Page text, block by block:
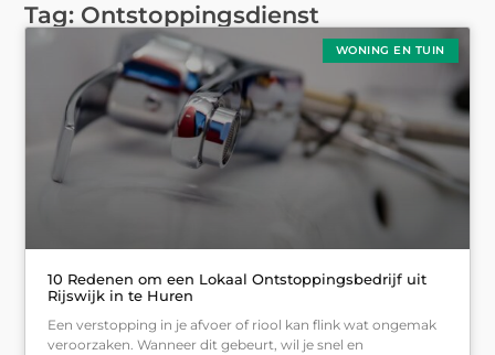
Tag: Ontstoppingsdienst
WONING EN TUIN
10 Redenen om een Lokaal Ontstoppingsbedrijf uit
Rijswijk in te Huren
Een verstopping in je afvoer of riool kan flink wat ongemak
veroorzaken. Wanneer dit gebeurt, wil je snel en